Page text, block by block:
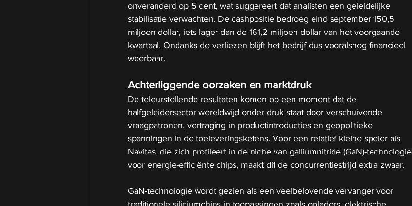
onveranderd op 5 cent, wat suggereert dat analisten een geleidelijke
stabilisatie verwachten. De cashpositie bedroeg eind september 150,5
miljoen dollar, iets lager dan de 161,2 miljoen dollar van het voorgaande
kwartaal. Ondanks de verliezen blijft het bedrijf dus vooralsnog financieel
weerbaar.
Achterliggende oorzaken en marktdruk
De teleurstellende resultaten komen op een moment dat de
halfgeleidersector wereldwijd onder druk staat door verschuivende
vraagpatronen, vertraging in productintroducties en geopolitieke
spanningen in de toeleveringsketens. Voor een relatief kleine speler als
Navitas, die zich profileert in de niche van galliumnitride (GaN)-technologie
voor energie-efficiënte chips, maakt dit de concurrentiestrijd extra zwaar.
GaN-technologie wordt gezien als een veelbelovende vervanger voor
traditionele siliciumchips in toepassingen zoals opladers, elektrische